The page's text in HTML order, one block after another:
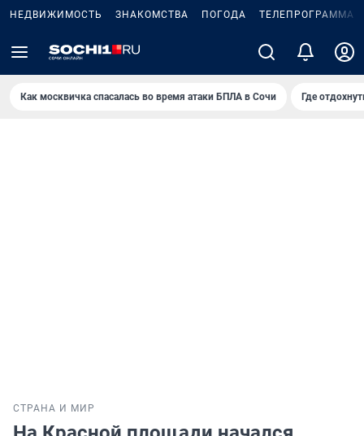
НЕДВИЖИМОСТЬ ЗНАКОМСТВА ПОГОДА ТЕЛЕПРОГРАММА
Как москвичка спасалась во время атаки БПЛА в Сочи Где
СТРАНА И МИР